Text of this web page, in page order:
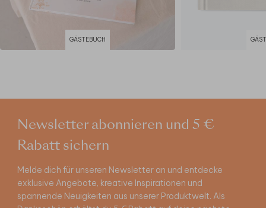
GÄSTEBUCH
Newsletter abonnieren und 5 €
Rabatt sichern
Melde dich für unseren Newsletter an und entdecke
exklusive Angebote, kreative Inspirationen und
spannende Neuigkeiten aus unserer Produktwelt. Als